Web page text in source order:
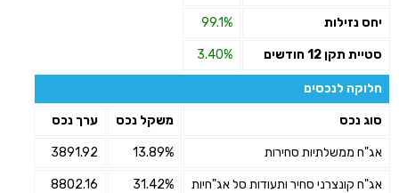
יחס נזילות 99.1%
סטיית תקן 12 חודשים 3.40%
חלוקה לנכסים
סוג נכס משקל נכס ערך נכס
אג"ח ממשלתיות סחירות 13.89%
3891.92
אג"ח קונצרני סחיר ותעודות סל אג"חיות 31.42%
8802.16